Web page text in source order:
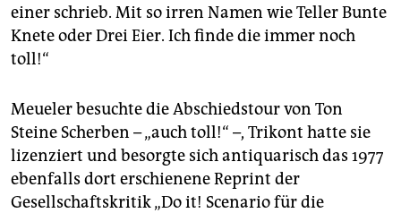
einer schrieb. Mit so irren Namen wie Teller Bunte
Knete oder Drei Eier. Ich finde die immer noch
toll!“
Meueler besuchte die Abschiedstour von Ton
Steine Scherben – „auch toll!“ –, Trikont hatte sie
lizenziert und besorgte sich antiquarisch das 1977
ebenfalls dort erschienene Reprint der
Gesellschaftskritik „Do it! Scenario für die